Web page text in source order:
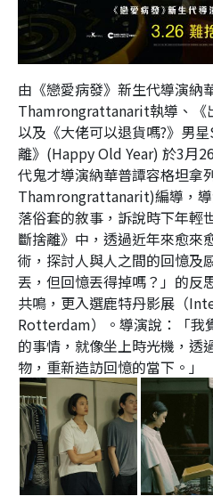
由《戀愛病發》新生代導演納
Thamrongrattanarit執導、《
以及《大佬可以退貨嗎?》男
離》(Happy Old Year) 於3月
代鬼才導演納華普譚容格坦拿
Thamrongrattanarit)編導，
落俗套的敘事，訴說時下年輕
斷捨離》中，透過近年來愈來
術，探討人與人之間的回憶及
丟，但回憶丟得掉嗎？」的反
共鳴，更入選鹿特丹影展（
Rotterdam）。導演說：「我
的事情，就像坐上時光機，透
物，重新造訪回憶的當下。」